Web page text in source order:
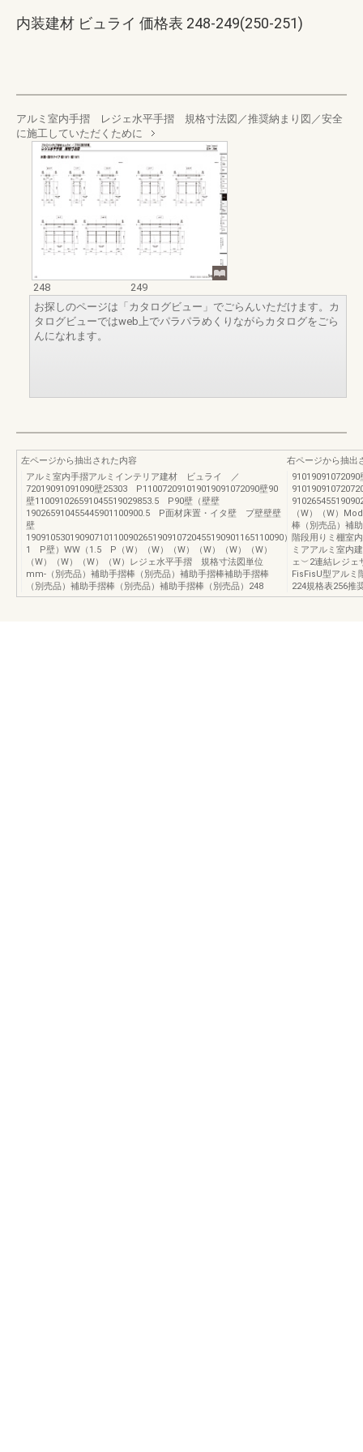
内装建材 ビュライ 価格表 248-249(250-251)
アルミ室内手摺 レジェ水平手摺 規格寸法図／推奨納まり図／安全
に施工していただくために
248
249
お探しのページは「カタログビュー」でごらんいただけます。カ
タログビューではweb上でパラパラめくりながらカタログをごら
んになれます。
左ページから抽出された内容
アルミ室内手摺アルミインテリア建材 ビュライ ／
72019091091090壁25303 P110072091019019091072090壁90
壁110091026591045519029853.5 P90壁（壁壁
190265910455445901100900.5 P面材床置・イタ壁 プ壁壁壁
壁
19091053019090710110090265190910720455190901165110090）
1 P壁）WW（1.5 P（W）（W）（W）（W）（W）（W）
（W）（W）（W）（W）レジェ水平手摺 規格寸法図単位
mm-（別売品）補助手摺棒（別売品）補助手摺棒補助手摺棒
（別売品）補助手摺棒（別売品）補助手摺棒（別売品）248
右ページから抽出
（W）（W）
棒（別売品）補
階段用りミ棚室
ミアアルミ室内
ェ︶2連結レジ
FisFisU型アルミ
224規格表256推